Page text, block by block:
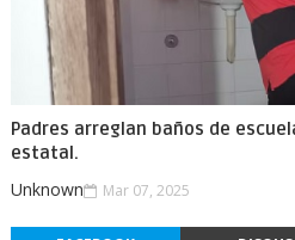
Padres arreglan baños de
estatal.
Unknown Mar 07, 2025